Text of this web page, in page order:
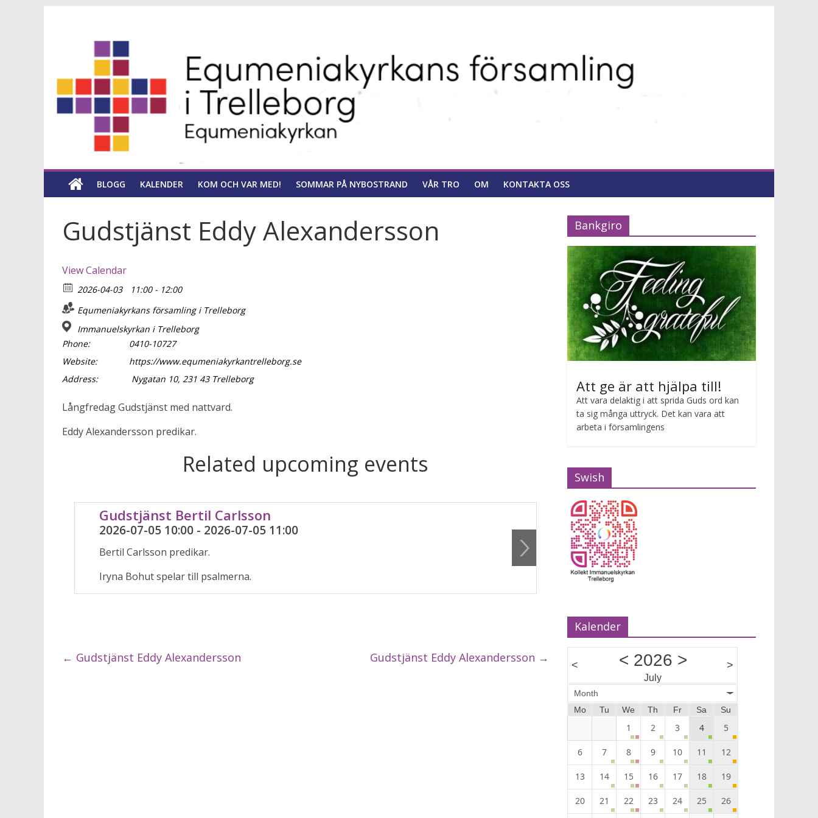
Equmeniakyrkans
församling
i
Trelleborg
kyrka
för
BLOGG KALENDER KOM OCH VAR MED! SOMMAR PÅ NYBOSTRAND VÅR TRO OM KONTAKTA OSS
Gudstjänst Eddy Alexandersson
View Calendar
2026-04-03
11:00 - 12:00
Equmeniakyrkans församling i Trelleborg
Immanuelskyrkan i Trelleborg
Phone:
0410-10727
Website:
https://www.equmeniakyrkantrelleborg.se
Address:
Nygatan 10, 231 43 Trelleborg
Långfredag Gudstjänst med nattvard.
Eddy Alexandersson predikar.
Related upcoming events
Gudstjänst Bertil Carlsson
2026-07-05 10:00 - 2026-07-05 11:00
Bertil Carlsson predikar.
Iryna Bohut spelar till psalmerna.
Gudstjänst Maria van Zijl
2026-07-12 10:00 - 2026-07-12 11:00
Maria van Zijl predikar.
Musik Ann-Louise Almback.
← Gudstjänst Eddy Alexandersson Gudstjänst Eddy Alexandersson →
Bankgiro
Att ge är att hjälpa till!
Att vara delaktig i att sprida Guds ord kan
ta sig många uttryck. Det kan vara att
arbeta i församlingens
Swish
Kalender
< < 2026 >
July
>
Month
Mo
Tu We Th Fr Sa Su
1 2 3 4 5
6 7 8 9 10 11 12
13 14 15 16 17 18 19
20 21 22 23 24 25 26